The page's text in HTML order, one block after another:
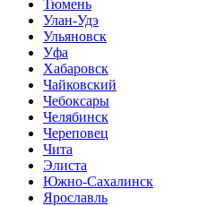
Тюмень
Улан-Удэ
Ульяновск
Уфа
Хабаровск
Чайковский
Чебоксары
Челябинск
Череповец
Чита
Элиста
Южно-Сахалинск
Ярославль